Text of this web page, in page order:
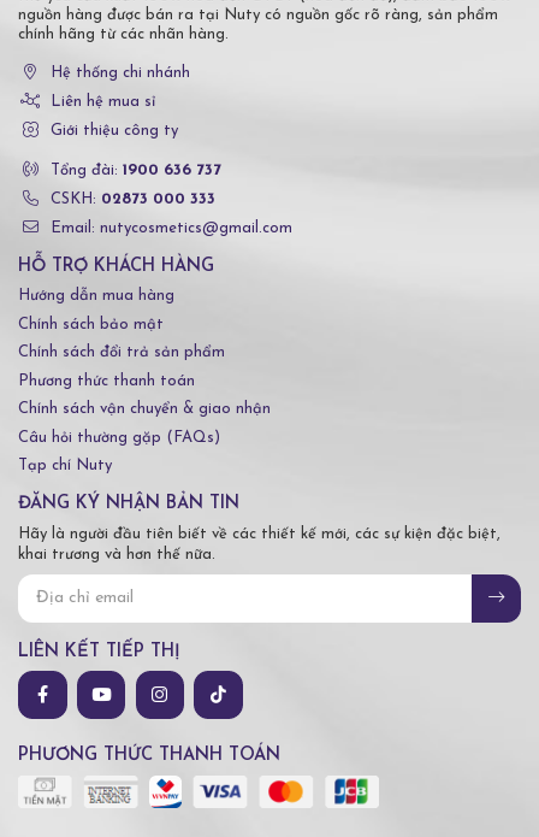
nguồn hàng được bán ra tại Nuty có nguồn gốc rõ ràng, sản phẩm
chính hãng từ các nhãn hàng.
Hệ thống chi nhánh
Liên hệ mua sỉ
Giới thiệu công ty
Tổng đài: 1900 636 737
CSKH: 02873 000 333
Email: nutycosmetics@gmail.com
HỖ TRỢ KHÁCH HÀNG
Hướng dẫn mua hàng
Chính sách bảo mật
Chính sách đổi trả sản phẩm
Phương thức thanh toán
Chính sách vận chuyển & giao nhận
Câu hỏi thường gặp (FAQs)
Tạp chí Nuty
ĐĂNG KÝ NHẬN BẢN TIN
Hãy là người đầu tiên biết về các thiết kế mới, các sự kiện đặc biệt,
khai trương và hơn thế nữa.
LIÊN KẾT TIẾP THỊ
PHƯƠNG THỨC THANH TOÁN